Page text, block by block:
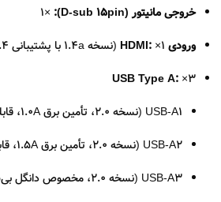
خروجی مانیتور (D-sub 15pin):
×1
ورودی HDMI: ×1 (نسخه 1.4a با پشتیبانی HDCP 1.4)
USB Type A: ×3
USB-A1 (نسخه 2.0، تأمین برق 1.0A، قابلیت Reader)
USB-A2 (نسخه 2.0، تأمین برق 1.5A، قابلیت Reader)
USB-A3 (نسخه 2.0، مخصوص دانگل بی‌سیم)